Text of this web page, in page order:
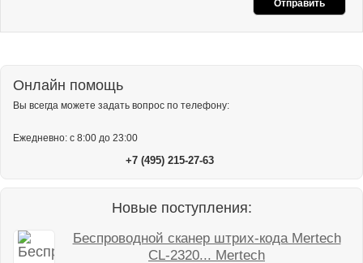
Онлайн помощь
Вы всегда можете задать вопрос по телефону:
Ежедневно: с 8:00 до 23:00
+7 (495) 215-27-63
Новые поступления:
Беспроводной сканер штрих-кода Mertech
CL-2320... Mertech